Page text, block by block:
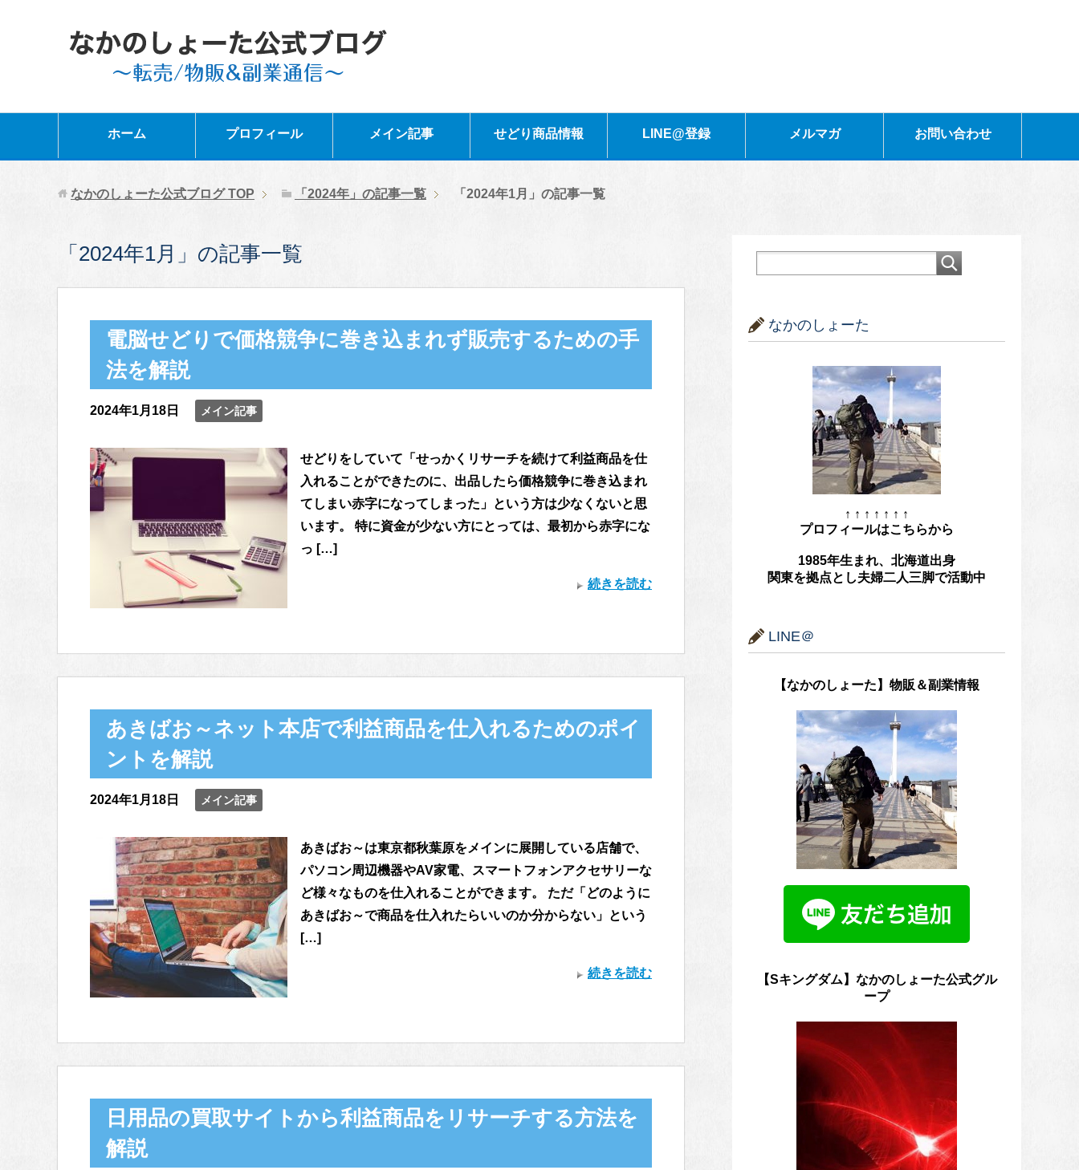
ホーム プロフィール メイン記事 せどり商品情報 LINE@登録 メルマガ お問い合わせ
なかのしょーた公式ブログTOP 「2024年」の記事一覧 「2024年1月」の記事一覧
「2024年1月」の記事一覧
電脳せどりで価格競争に巻き込まれず販売するための手
法を解説
2024年1月18日 メイン記事
せどりをしていて「せっかくリサーチを続けて利益商品を仕
入れることができたのに、出品したら価格競争に巻き込まれ
てしまい赤字になってしまった」という方は少なくないと思
います。 特に資金が少ない方にとっては、最初から赤字にな
っ […]
続きを読む
あきばお～ネット本店で利益商品を仕入れるためのポイ
ントを解説
2024年1月18日 メイン記事
あきばお～は東京都秋葉原をメインに展開している店舗で、
パソコン周辺機器やAV家電、スマートフォンアクセサリーな
ど様々なものを仕入れることができます。 ただ「どのように
あきばお～で商品を仕入れたらいいのか分からない」という
[…]
続きを読む
日用品の買取サイトから利益商品をリサーチする方法を
解説
なかのしょーた
↑ ↑ ↑ ↑ ↑ ↑ ↑
プロフィールはこちらから
1985年生まれ、北海道出身
関東を拠点とし夫婦二人三脚で活動中
LINE＠
【なかのしょーた】物販＆副業情報
【Sキングダム】なかのしょーた公式グル
ープ